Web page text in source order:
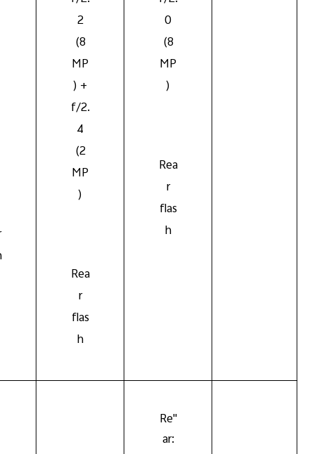
0
(8
MP
)
Rea
r
flas
h
2
(8
MP
) +
f/2.
4
(2
MP
)
Rea
r
flas
h
"
Re
ar: